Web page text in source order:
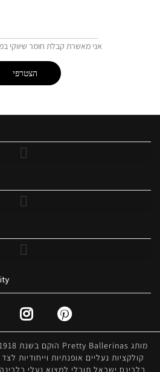
אני מאשרת קבלת חומר שיווקי
הצטרפי
קולקציות נעליים אופנתיות וייחודיות
בלרינס ישראל תוכלי למצוא נעלי